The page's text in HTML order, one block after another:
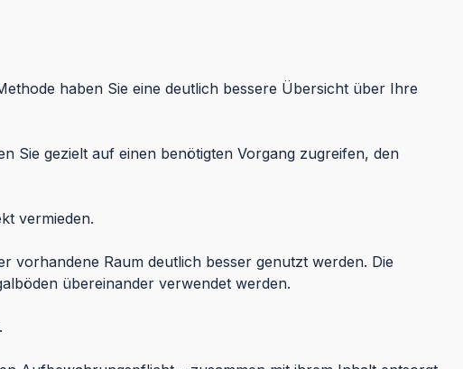
haben Sie eine deutlich bessere Übersicht über Ihre
Sie gezielt auf einen benötigten Vorgang zugreifen, den
vermieden.
vorhandene Raum deutlich besser genutzt werden. Die
übereinander verwendet werden.